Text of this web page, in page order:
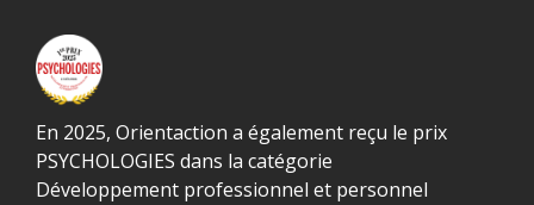
En 2025, Orientaction a également reçu le prix
PSYCHOLOGIES dans la catégorie
Développement professionnel et personnel